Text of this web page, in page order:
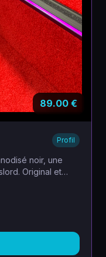
89.00 €
Profil
noir, une
Original et